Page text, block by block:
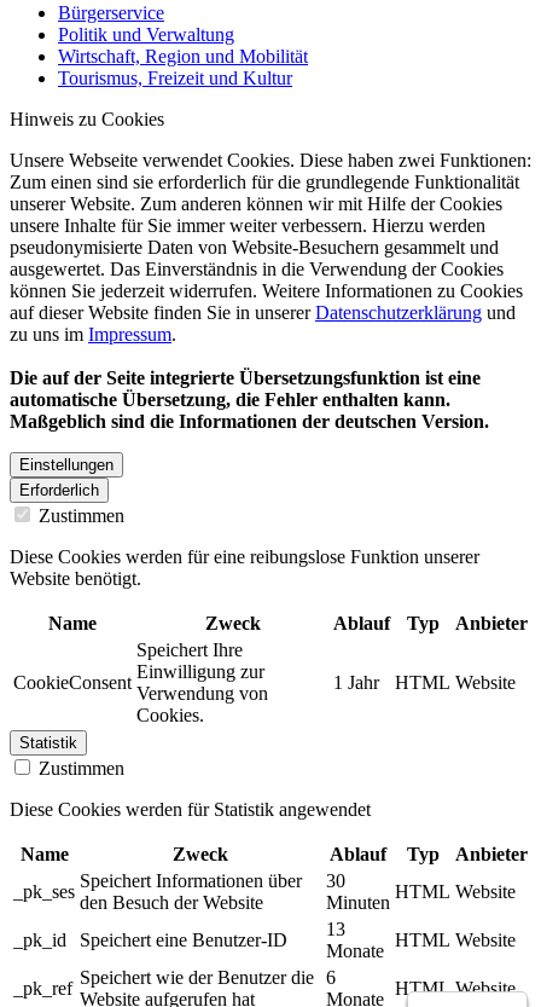
Bürgerservice
Politik und Verwaltung
Wirtschaft, Region und Mobilität
Tourismus, Freizeit und Kultur
Hinweis zu Cookies
Unsere Webseite verwendet Cookies. Diese haben zwei Funktionen:
Zum einen sind sie erforderlich für die grundlegende Funktionalität
unserer Website. Zum anderen können wir mit Hilfe der Cookies
unsere Inhalte für Sie immer weiter verbessern. Hierzu werden
pseudonymisierte Daten von Website-Besuchern gesammelt und
ausgewertet. Das Einverständnis in die Verwendung der Cookies
können Sie jederzeit widerrufen. Weitere Informationen zu Cookies
auf dieser Website finden Sie in unsererDatenschutzerklärung und
zu uns im Impressum.
Die auf der Seite integrierte Übersetzungsfunktion ist eine
automatische Übersetzung, die Fehler enthalten kann.
Maßgeblich sind die Informationen der deutschen Version.
Einstellungen
Erforderlich
Zustimmen
Diese Cookies werden für eine reibungslose Funktion unserer
Website benötigt.
Name Zweck Ablauf Typ Anbieter
CookieConsent
Speichert Ihre
Einwilligung zur
Verwendung von
Cookies.
1 Jahr HTML Website
Statistik
Zustimmen
Diese Cookies werden für Statistik angewendet
Name Zweck Ablauf Typ
Anbieter
_pk_ses
Speichert Informationen über
den Besuch der Website
30
Minuten
HTML Website
_pk_id Speichert eine Benutzer-ID
13
Monate
HTML Website
_pk_ref
Speichert wie der Benutzer die
Website aufgerufen hat
6
Monate
HTML Website